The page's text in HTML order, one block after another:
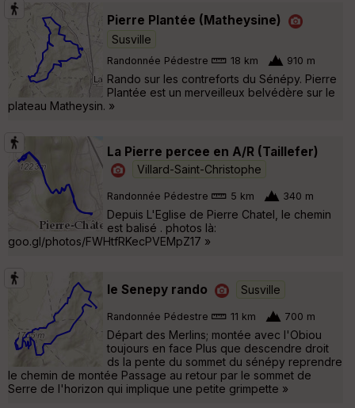
Pierre Plantée (Matheysine)
Susville
Randonnée Pédestre 18 km 910 m
Rando sur les contreforts du Sénépy. Pierre
Plantée est un merveilleux belvédère sur le
plateau Matheysin. »
La Pierre percee en A/R (Taillefer)
Villard-Saint-Christophe
Randonnée Pédestre 5 km 340 m
Depuis L'Eglise de Pierre Chatel, le chemin
est balisé . photos là:
goo.gl/photos/FWHtfRKecPVEMpZ17 »
le Senepy rando Susville
Randonnée Pédestre 11 km 700 m
Départ des Merlins; montée avec l'Obiou
toujours en face Plus que descendre droit
ds la pente du sommet du sénépy reprendre
le chemin de montée Passage au retour par le sommet de
Serre de l'horizon qui implique une petite grimpette »